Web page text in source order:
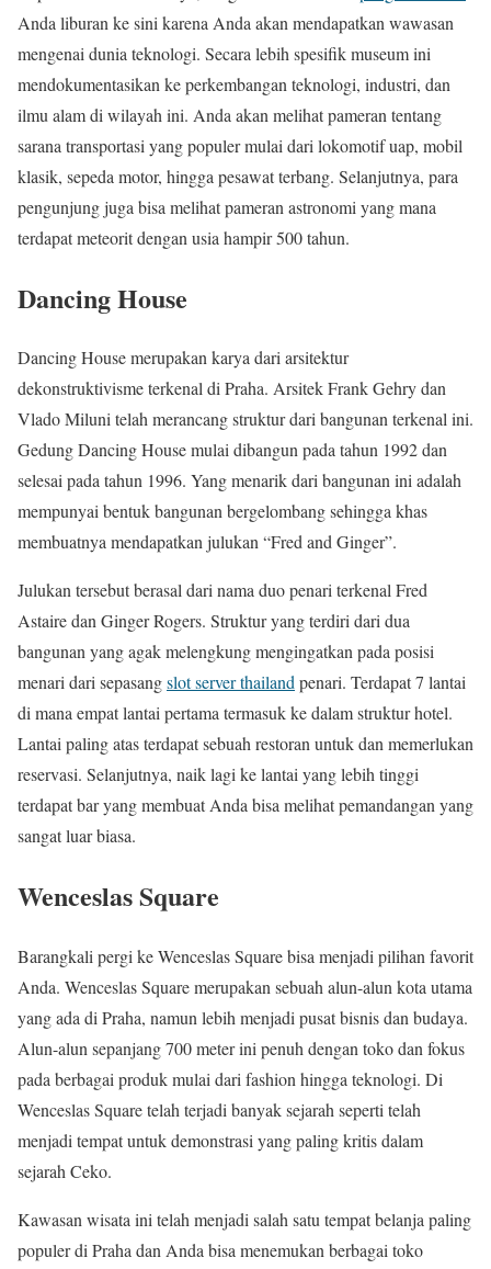
Anda liburan ke sini karena Anda akan mendapatkan wawasan
mengenai dunia teknologi. Secara lebih spesifik museum ini
mendokumentasikan ke perkembangan teknologi, industri, dan
ilmu alam di wilayah ini. Anda akan melihat pameran tentang
sarana transportasi yang populer mulai dari lokomotif uap, mobil
klasik, sepeda motor, hingga pesawat terbang. Selanjutnya, para
pengunjung juga bisa melihat pameran astronomi yang mana
terdapat meteorit dengan usia hampir 500 tahun.
Dancing House
Dancing House merupakan karya dari arsitektur
dekonstruktivisme terkenal di Praha. Arsitek Frank Gehry dan
Vlado Miluni telah merancang struktur dari bangunan terkenal ini.
Gedung Dancing House mulai dibangun pada tahun 1992 dan
selesai pada tahun 1996. Yang menarik dari bangunan ini adalah
mempunyai bentuk bangunan bergelombang sehingga khas
membuatnya mendapatkan julukan “Fred and Ginger”.
Julukan tersebut berasal dari nama duo penari terkenal Fred
Astaire dan Ginger Rogers. Struktur yang terdiri dari dua
bangunan yang agak melengkung mengingatkan pada posisi
menari dari sepasangslot server thailandpenari. Terdapat 7 lantai
di mana empat lantai pertama termasuk ke dalam struktur hotel.
Lantai paling atas terdapat sebuah restoran untuk dan memerlukan
reservasi. Selanjutnya, naik lagi ke lantai yang lebih tinggi
terdapat bar yang membuat Anda bisa melihat pemandangan yang
sangat luar biasa.
Wenceslas Square
Barangkali pergi ke Wenceslas Square bisa menjadi pilihan favorit
Anda. Wenceslas Square merupakan sebuah alun-alun kota utama
yang ada di Praha, namun lebih menjadi pusat bisnis dan budaya.
Alun-alun sepanjang 700 meter ini penuh dengan toko dan fokus
pada berbagai produk mulai dari fashion hingga teknologi. Di
Wenceslas Square telah terjadi banyak sejarah seperti telah
menjadi tempat untuk demonstrasi yang paling kritis dalam
sejarah Ceko.
Kawasan wisata ini telah menjadi salah satu tempat belanja paling
populer di Praha dan Anda bisa menemukan berbagai toko